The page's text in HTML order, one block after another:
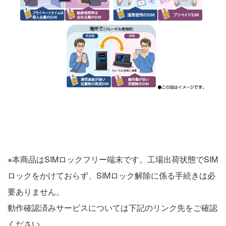
※本商品はSIMロックフリー端末です。工場出荷状態でSIM
ロックをかけておらず、SIMロック解除に係る手続きは必
要ありません。
動作確認済みサービスについては下記のリンク先をご確認